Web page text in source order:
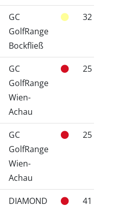
GC
GolfRange
Bockfließ
32
GC
GolfRange
Wien-
Achau
25
GC
GolfRange
Wien-
Achau
25
DIAMOND
41